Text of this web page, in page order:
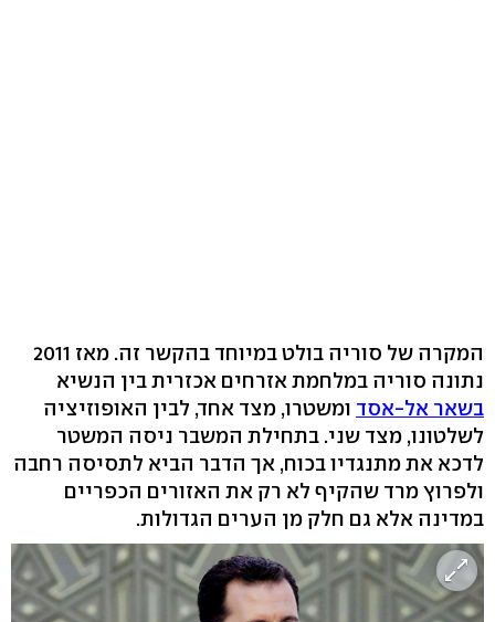
המקרה של סוריה בולט במיוחד בהקשר זה. מאז 2011
נתונה סוריה במלחמת אזרחים אכזרית בין הנשיא
בשאר אל-אסד ומשטרו, מצד אחד, לבין האופוזיציה
לשלטונו, מצד שני. בתחילת המשבר ניסה המשטר
לדכא את מתנגדיו בכוח, אך הדבר הביא לתסיסה רחבה
ולפרוץ מרד שהקיף לא רק את האזורים הכפריים
במדינה אלא גם חלק מן הערים הגדולות.